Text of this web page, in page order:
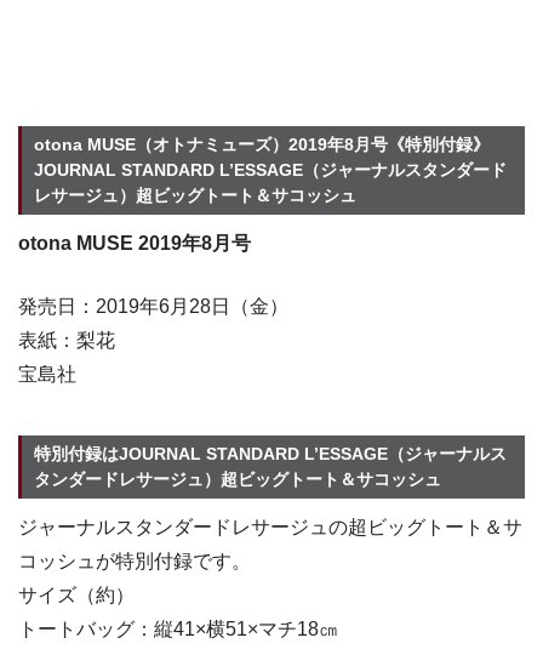
otona MUSE（オトナミューズ）2019年8月号《特別付録》
JOURNAL STANDARD L’ESSAGE（ジャーナルスタンダード
レサージュ）超ビッグトート＆サコッシュ
otona MUSE 2019年8月号
発売日：2019年6月28日（金）
表紙：梨花
宝島社
特別付録はJOURNAL STANDARD L’ESSAGE（ジャーナルス
タンダードレサージュ）超ビッグトート＆サコッシュ
ジャーナルスタンダードレサージュの超ビッグトート＆サ
コッシュが特別付録です。
サイズ（約）
トートバッグ：縦41×横51×マチ18㎝